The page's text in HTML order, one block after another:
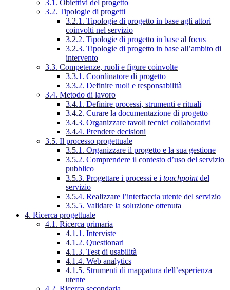
3.1. Obiettivi del progetto
3.2. Tipologie di progetti
3.2.1. Tipologie di progetto in base agli attori
coinvolti nel servizio
3.2.2. Tipologie di progetto in base al focus
3.2.3. Tipologie di progetto in base all’ambito di
intervento
3.3. Competenze, ruoli e figure coinvolte
3.3.1. Coordinatore di progetto
3.3.2. Definire ruoli e responsabilità
3.4. Metodo di lavoro
3.4.1. Definire processi, strumenti e rituali
3.4.2. Curare la documentazione di progetto
3.4.3. Organizzare tavoli tecnici collaborativi
3.4.4. Prendere decisioni
3.5. Il processo progettuale
3.5.1. Organizzare il progetto e la sua gestione
3.5.2. Comprendere il contesto d’uso del servizio
pubblico
3.5.3. Progettare i processi e i touchpointdel
servizio
3.5.4. Realizzare l’interfaccia utente del servizio
3.5.5. Validare la soluzione ottenuta
4. Ricerca progettuale
4.1. Ricerca primaria
4.1.1. Interviste
4.1.2. Questionari
4.1.3. Test di usabilità
4.1.4. Web analytics
4.1.5. Strumenti di mappatura dell’esperienza
utente